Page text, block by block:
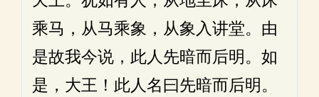
乘马，从马乘象，从象入讲堂。由
是故我今说，此人先暗而后明。如
是，大王！此人名曰先暗而后明。